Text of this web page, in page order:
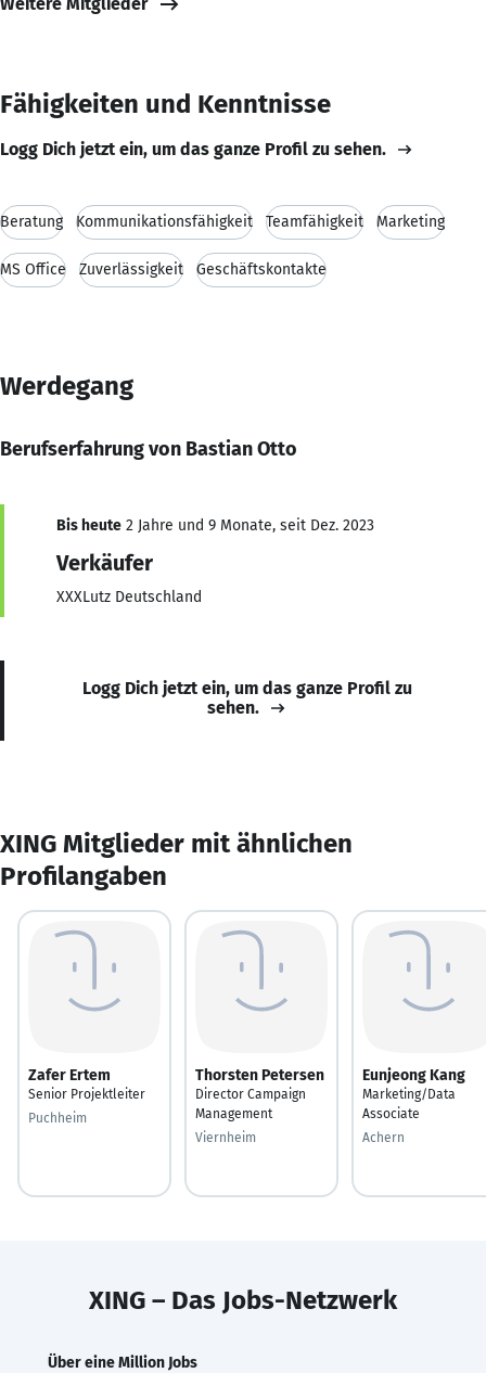
Fähigkeiten und Kenntnisse
Logg Dich jetzt ein, um das ganze Profil zu sehen.
Beratung Kommunikationsfähigkeit Teamfähigkeit Marketing
MS Office Zuverlässigkeit Geschäftskontakte
Werdegang
Berufserfahrung von Bastian Otto
Bis heute 2 Jahre und 9 Monate, seit Dez. 2023
Verkäufer
XXXLutz Deutschland
Logg Dich jetzt ein, um das ganze Profil zu
sehen.
XING Mitglieder mit ähnlichen
Profilangaben
Zafer Ertem
Senior Projektleiter
Puchheim
Thorsten Petersen
Director Campaign
Management
Viernheim
Eunjeong Kang
Marketing/Data
Associate
Achern
XING – Das Jobs-Netzwerk
Über eine Million Jobs